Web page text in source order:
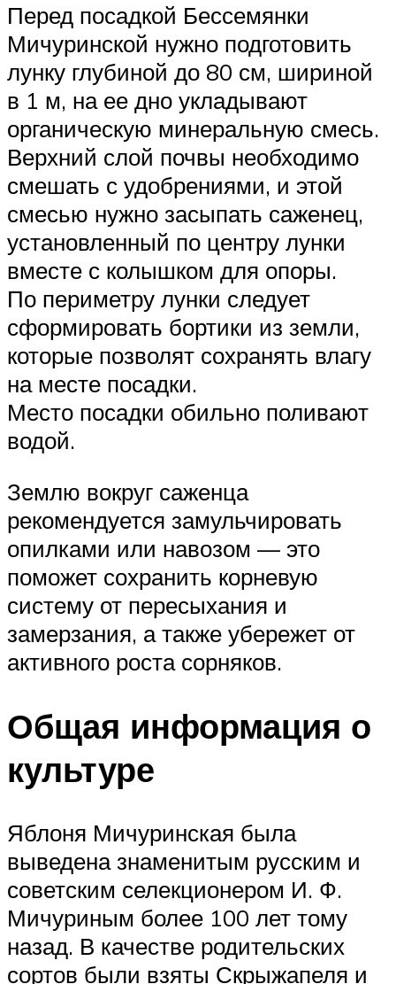
Перед посадкой Бессемянки
Мичуринской нужно подготовить
лунку глубиной до 80 см, шириной
в 1 м, на ее дно укладывают
органическую минеральную смесь.
Верхний слой почвы необходимо
смешать с удобрениями, и этой
смесью нужно засыпать саженец,
установленный по центру лунки
вместе с колышком для опоры.
По периметру лунки следует
сформировать бортики из земли,
которые позволят сохранять влагу
на месте посадки.
Место посадки обильно поливают
водой.
Землю вокруг саженца
рекомендуется замульчировать
опилками или навозом — это
поможет сохранить корневую
систему от пересыхания и
замерзания, а также убережет от
активного роста сорняков.
Общая информация о
культуре
Яблоня Мичуринская была
выведена знаменитым русским и
советским селекционером И. Ф.
Мичуриным более 100 лет тому
назад. В качестве родительских
сортов были взяты Скрыжапеля и